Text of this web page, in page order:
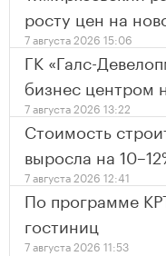
росту цен на
7 августа 2026 15:06
ГК «Галс-
бизнес центром
7 августа 2026 13:22
Стоимость
выросла на
7 августа 2026 12:41
По программе
гостиниц
7 августа 2026 11:53